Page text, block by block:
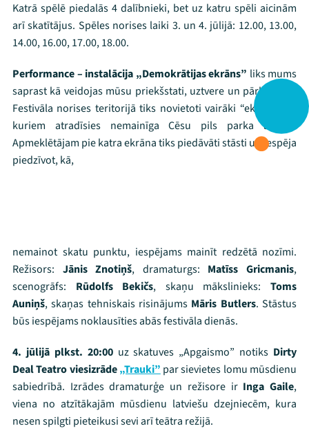
Festivāls
Programma
Ziedo
Veikals
Kontakti
Katrā spēlē piedalās 4 dalībnieki, bet uz katru spēli aicinām
arī skatītājus. Spēles norises laiki 3. un 4. jūlijā: 12.00, 13.00,
14.00, 16.00, 17.00, 18.00.
Performance – instalācija „Demokrātijas ekrāns” liks mums
saprast kā veidojas mūsu priekšstati, uztvere un pārliecības.
Festivāla norises teritorijā tiks novietoti vairāki “ekrāni”, aiz
kuriem atradīsies nemainīga Cēsu pils parka ainava.
Apmeklētājam pie katra ekrāna tiks piedāvāti stāsti un iespēja
piedzīvot, kā,
nemainot skatu punktu, iespējams mainīt redzētā nozīmi.
Režisors: Jānis Znotiņš, dramaturgs: Matīss Gricmanis,
scenogrāfs: Rūdolfs Bekičs, skaņu mākslinieks:Toms
Auniņš, skaņas tehniskais risinājums Māris Butlers. Stāstus
būs iespējams noklausīties abās festivāla dienās.
4. jūlijā plkst. 20:00uz skatuves „Apgaismo” notiks Dirty
Deal Teatro viesizrāde„Trauki” par sievietes lomu mūsdienu
sabiedrībā. Izrādes dramaturģe un režisore ir Inga Gaile,
viena no atzītākajām mūsdienu latviešu dzejniecēm, kura
nesen spilgti pieteikusi sevi arī teātra režijā.